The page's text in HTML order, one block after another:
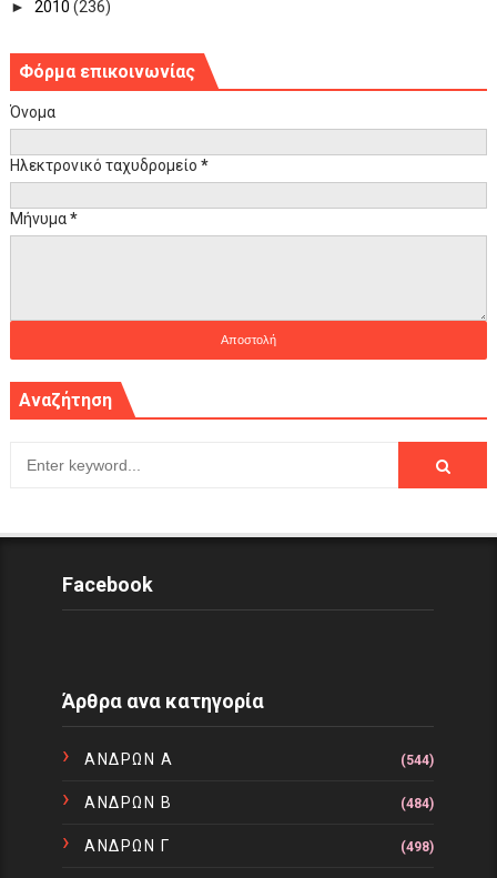
► 2010 (236)
Φόρμα επικοινωνίας
Όνομα
Ηλεκτρονικό ταχυδρομείο *
Μήνυμα*
Αναζήτηση
Facebook
Άρθρα ανα κατηγορία
ΑΝΔΡΩΝ Α (544)
ΑΝΔΡΩΝ Β (484)
ΑΝΔΡΩΝ Γ (498)